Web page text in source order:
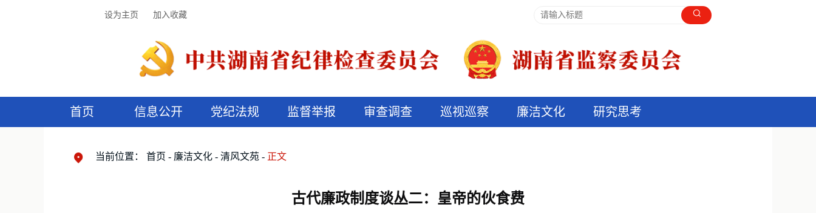
设为主页 加入收藏
首页 信息公开 党纪法规 监督举报 审查调查 巡视巡察 廉洁文化 研究思考
当前位置： 首页 廉洁文化 清风文苑 正文
古代廉政制度谈丛二：皇帝的伙食费